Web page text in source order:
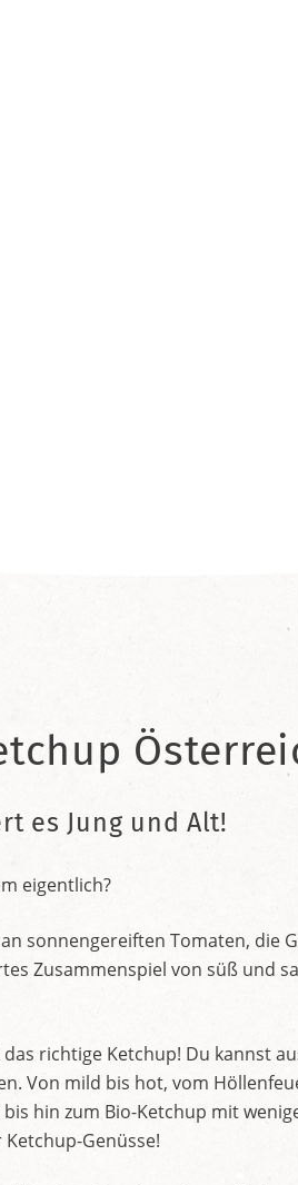
es Jung und Alt!
eigentlich?
sonnengereiften Tomaten, die
Zusammenspiel von süß und
das richtige Ketchup! Du kannst
Von mild bis hot, vom
hin zum Bio-Ketchup mit
Genüsse!